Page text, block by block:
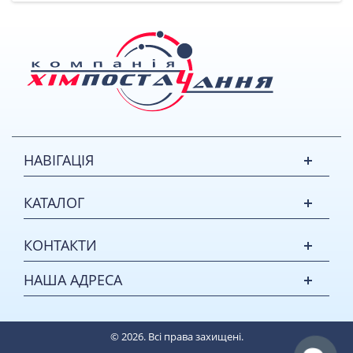
НАВІГАЦІЯ
КАТАЛОГ
КОНТАКТИ
НАША АДРЕСА
© 2026. Всі права захищені.